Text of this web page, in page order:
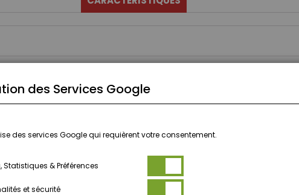
des Services Google
des services Google qui requièrent votre consentement.
Statistiques & Préférences
et sécurité